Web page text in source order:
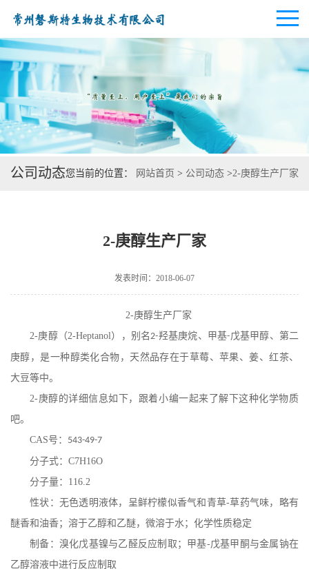
公司首页
公司介绍
公司动态
公司动态您当前的位置： 网站首页 > 公司动态 >2-庚醇生产厂家
2-庚醇生产厂家
发表时间：2018-06-07
2-庚醇生产厂家
2-庚醇（2-Heptanol），别名2-羟基庚烷、甲基-戊基甲醇、第二
庚醇，是一种醇类化合物，天然品存在于草莓、苹果、姜、红茶、
大豆等中。
2-庚醇的详细信息如下，跟着小编一起来了解下这种化学物质
吧。
CAS号： 543-49-7
分子式： C7H16O
分子量： 116.2
性状：无色透明液体，呈鲜柠檬似香气和青草-草药气味，略有
醚香和油香；溶于乙醇和乙醚，微溶于水；化学性质稳定
制备：溴化戊基镍与乙醛反应制取；甲基-戊基甲酮与金属钠在
乙醇溶液中进行反应制取